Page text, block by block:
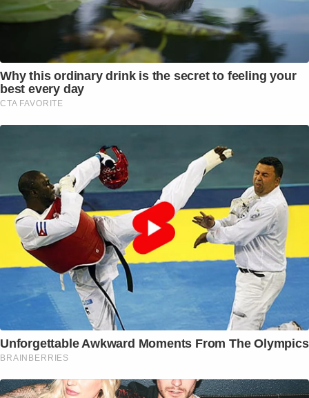
Why this ordinary drink is the secret to feeling your
best every day
CTA FAVORITE
Unforgettable Awkward Moments From The Olympics
BRAINBERRIES